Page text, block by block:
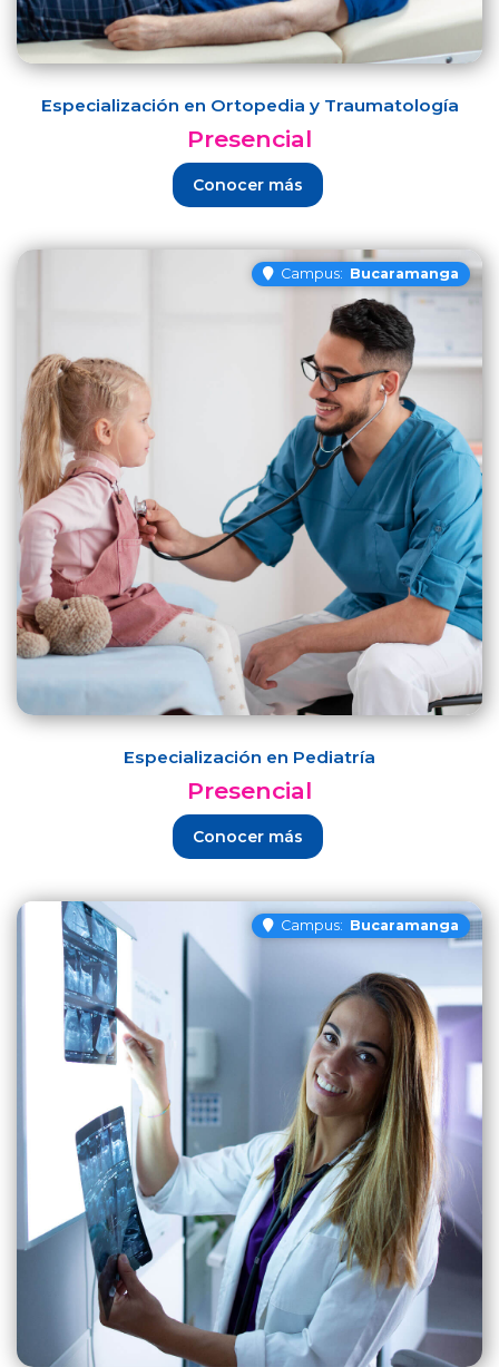
Especialización en Ortopedia y Traumatología
Presencial
Conocer más
Campus: Bucaramanga
Especialización en Pediatría
Presencial
Conocer más
Campus: Bucaramanga